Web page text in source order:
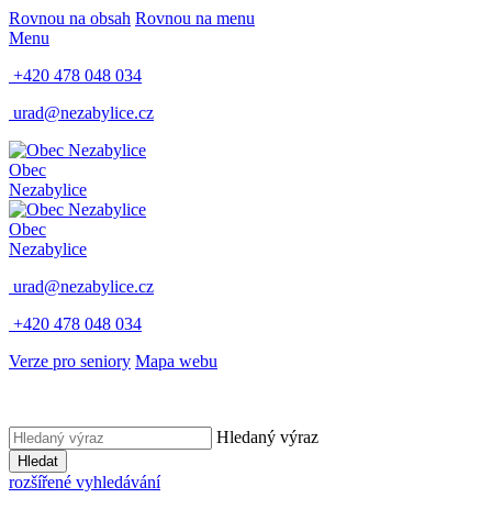
Rovnou na obsah Rovnou na menu
Menu
+420 478 048 034
urad@nezabylice.cz
Obec
Nezabylice
Obec
Nezabylice
urad@nezabylice.cz
+420 478 048 034
Verze pro seniory Mapa webu
Hledaný výraz
Hledat
rozšířené vyhledávání